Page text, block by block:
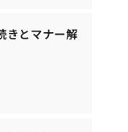
きとマナー解